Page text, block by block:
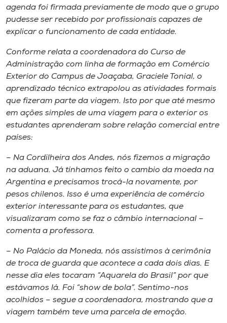
agenda foi firmada previamente de modo que o grupo
pudesse ser recebido por profissionais capazes de
explicar o funcionamento de cada entidade.
Conforme relata a coordenadora do Curso de
Administração com linha de formação em Comércio
Exterior do Campus de Joaçaba, Graciele Tonial, o
aprendizado técnico extrapolou as atividades formais
que fizeram parte da viagem. Isto por que até mesmo
em ações simples de uma viagem para o exterior os
estudantes aprenderam sobre relação comercial entre
países:
– Na Cordilheira dos Andes, nós fizemos a migração
na aduana. Já tínhamos feito o cambio da moeda na
Argentina e precisamos trocá-la novamente, por
pesos chilenos. Isso é uma experiência de comércio
exterior interessante para os estudantes, que
visualizaram como se faz o câmbio internacional –
comenta a professora.
– No Palácio da Moneda, nós assistimos à cerimônia
de troca de guarda que acontece a cada dois dias. E
nesse dia eles tocaram “Aquarela do Brasil” por que
estávamos lá. Foi “show de bola”. Sentimo-nos
acolhidos – segue a coordenadora, mostrando que a
viagem também teve uma parcela de emoção.